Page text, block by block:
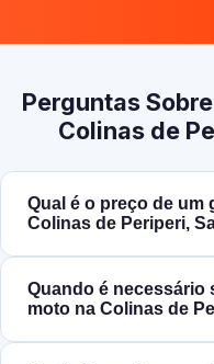
Perguntas
Colinas de
Qual é o preço de um
Colinas de Periperi,
Quando é necessário
moto na Colinas de